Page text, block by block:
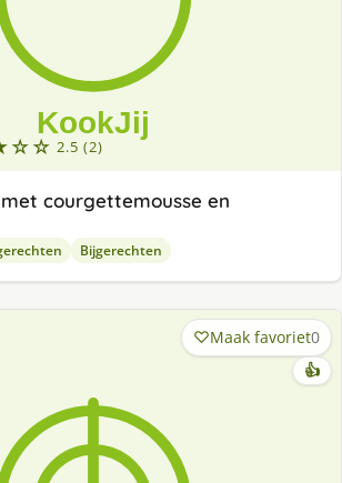
2.5 (2)
courgettemousse en
Bijgerechten
Maak favoriet0
👍